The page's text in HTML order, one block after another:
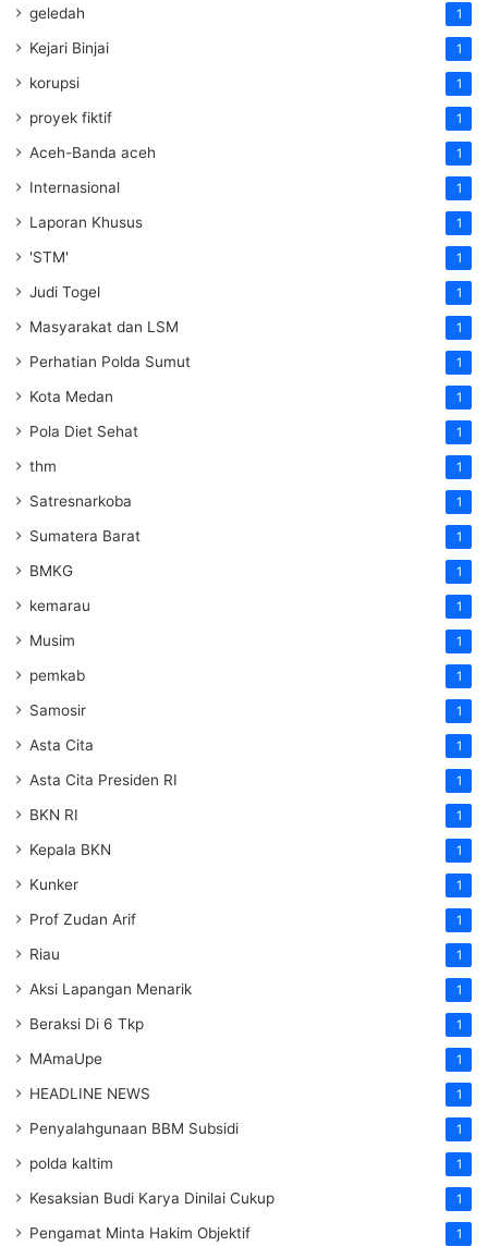
geledah 1
Kejari Binjai 1
korupsi 1
proyek fiktif 1
Aceh-Banda aceh 1
Internasional 1
Laporan Khusus 1
'STM' 1
Judi Togel 1
Masyarakat dan LSM 1
Perhatian Polda Sumut 1
Kota Medan 1
Pola Diet Sehat 1
thm 1
Satresnarkoba 1
Sumatera Barat 1
BMKG 1
kemarau 1
Musim 1
pemkab 1
Samosir 1
Asta Cita 1
Asta Cita Presiden RI 1
BKN RI 1
Kepala BKN 1
Kunker 1
Prof Zudan Arif 1
Riau 1
Aksi Lapangan Menarik 1
Beraksi Di 6 Tkp 1
MAmaUpe 1
HEADLINE NEWS 1
Penyalahgunaan BBM Subsidi 1
polda kaltim 1
Kesaksian Budi Karya Dinilai Cukup 1
Pengamat Minta Hakim Objektif 1